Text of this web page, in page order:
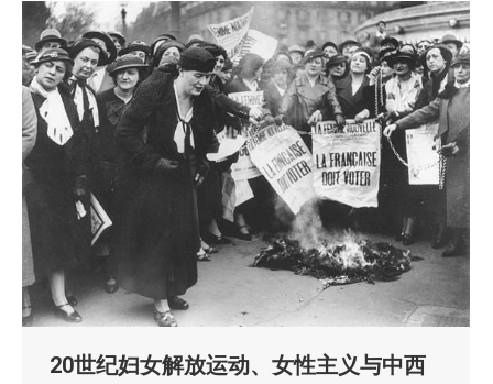
20世纪妇女解放运动、女性主义与中西